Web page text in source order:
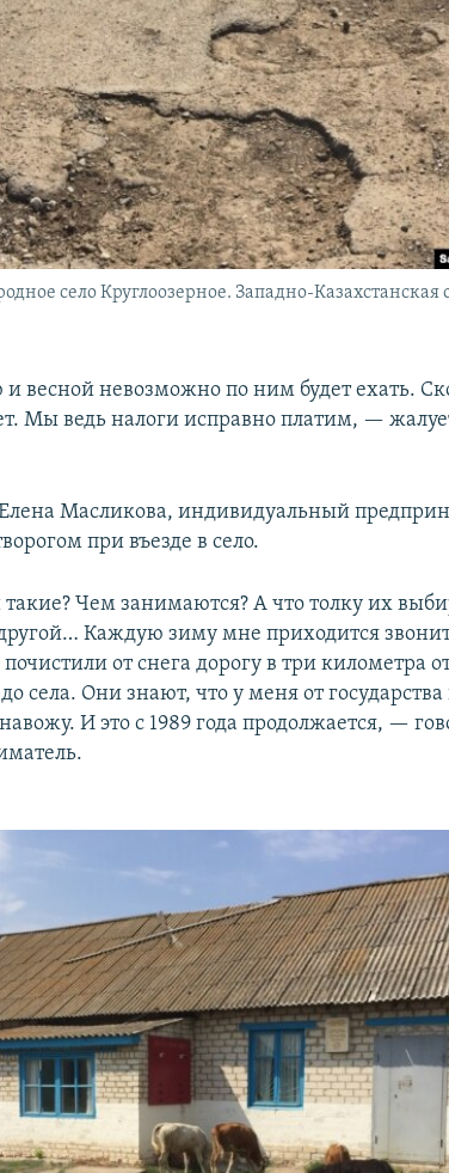
село Круглоозерное. Западно-Казахстанская
весной невозможно по ним будет ехать.
Мы ведь налоги исправно платим, —
Масликова, индивидуальный
при въезде в село.
Чем занимаются? А что толку их
Каждую зиму мне приходится
от снега дорогу в три километра
села. Они знают, что у меня от
И это с 1989 года продолжается, —